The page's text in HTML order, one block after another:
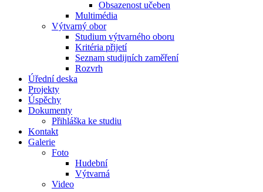
Obsazenost učeben
Multimédia
Výtvarný obor
Studium výtvarného oboru
Kritéria přijetí
Seznam studijních zaměření
Rozvrh
Úřední deska
Projekty
Úspěchy
Dokumenty
Přihláška ke studiu
Kontakt
Galerie
Foto
Hudební
Výtvarná
Video